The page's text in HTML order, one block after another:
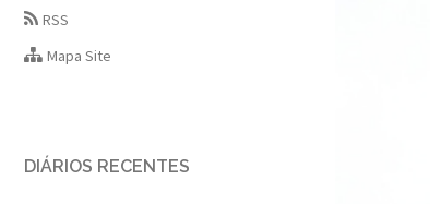
RSS
Mapa Site
DIÁRIOS RECENTES